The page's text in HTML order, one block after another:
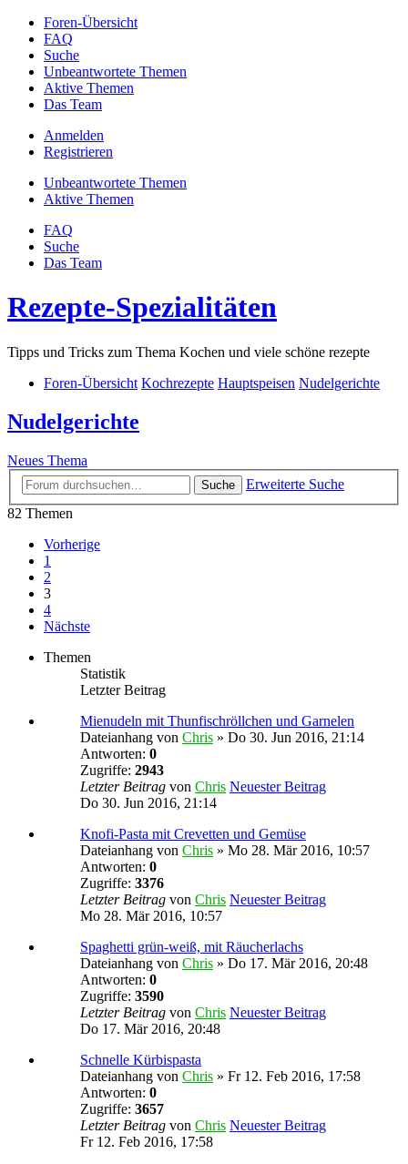
Foren-Übersicht
FAQ
Suche
Unbeantwortete Themen
Aktive Themen
Das Team
Anmelden
Registrieren
Unbeantwortete Themen
Aktive Themen
FAQ
Suche
Das Team
Rezepte-Spezialitäten
Tipps und Tricks zum Thema Kochen und viele schöne rezepte
Foren-Übersicht Kochrezepte Hauptspeisen Nudelgerichte
Nudelgerichte
Neues Thema
Suche
Erweiterte Suche
82 Themen
Vorherige
1
2
3
4
Nächste
Themen
Statistik
Letzter Beitrag
Mienudeln mit Thunfischröllchen und Garnelen
Dateianhang von Chris » Do 30. Jun 2016, 21:14
Antworten: 0
Zugriffe: 2943
Letzter Beitrag von Chris Neuester Beitrag
Do 30. Jun 2016, 21:14
Knofi-Pasta mit Crevetten und Gemüse
Dateianhang von Chris » Mo 28. Mär 2016, 10:57
Antworten: 0
Zugriffe: 3376
Letzter Beitrag von Chris Neuester Beitrag
Mo 28. Mär 2016, 10:57
Spaghetti grün-weiß, mit Räucherlachs
Dateianhang von Chris » Do 17. Mär 2016, 20:48
Antworten: 0
Zugriffe: 3590
Letzter Beitrag von Chris Neuester Beitrag
Do 17. Mär 2016, 20:48
Schnelle Kürbispasta
Dateianhang von Chris » Fr 12. Feb 2016, 17:58
Antworten: 0
Zugriffe: 3657
Letzter Beitrag von Chris Neuester Beitrag
Fr 12. Feb 2016, 17:58